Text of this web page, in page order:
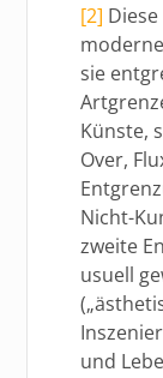
[2]
sie
Künste,
Over,
Nicht-
zweite
usuell
und